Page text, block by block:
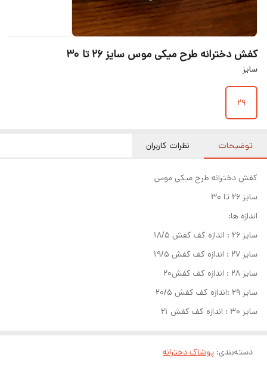
کفش دخترانه طرح میکی موس سایز ۲۶ تا ۳۰
سایز
۲۹
توضیحات نظرات کاربران
کفش دخترانه طرح میکی موس
سایز ۲۶ تا ۳۰
اندازه ها:
سایز ۲۶ : اندازه کف کفش ۱۸/۵
سایز ۲۷ : اندازه کف کفش ۱۹/۵
سایز ۲۸ : اندازه کف کفش۲۰
سایز ۲۹ :اندازه کف کفش ۲۰/۵
سایز ۳۰ : اندازه کف کفش ۲۱
دسته‌بندی: پوشاک دخترانه